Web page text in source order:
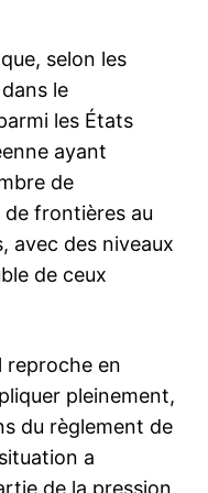
India: Les 260
identifiées, un
préliminaire attendu